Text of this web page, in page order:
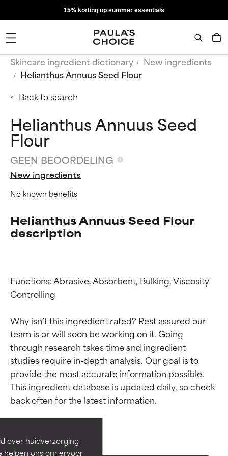
over huidverzorging
helpen ons om ervoor
15% korting op summer essentials
Skincare ingredient dictionary
New ingredients
Helianthus Annuus Seed Flour
Back to search
Helianthus Annuus Seed
Flour
GEEN BEOORDELING
New ingredients
No known benefits
Helianthus Annuus Seed Flour
description
Functions: Abrasive, Absorbent, Bulking, Viscosity
Controlling
Why isn’t this ingredient rated? Rest assured our
team is or will soon be working on it. Going
through research takes time and ingredient
studies require in-depth analysis. Our goal is to
provide the most accurate information possible.
This ingredient database is updated daily, so check
Beoordelingen van
ingrediënten
Bewezen en ondersteund door
onafhankelijk onderzoek.
Beoordelingen van
ingrediënten
Bewezen en ondersteund door
onafhankelijk onderzoek.